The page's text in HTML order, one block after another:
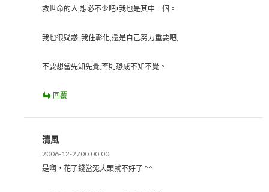
救世命的人,想必不少吧!我也是其中一個。
我也很疑惑 ,我住彰化,還是自己努力重要吧,
不要想當先知先覺,否則恐成不知不覺。
回覆
清風
2006-12-2700:00:00
是啊，花了錢當冤大頭就不好了 ^^